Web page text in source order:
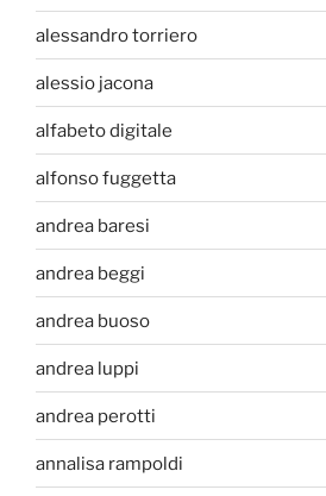
alessandro torriero
alessio jacona
alfabeto digitale
alfonso fuggetta
andrea baresi
andrea beggi
andrea buoso
andrea luppi
andrea perotti
annalisa rampoldi